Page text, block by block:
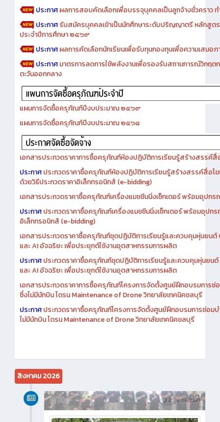
ประกาศรายชื่อผู้เข้ารับการอบรมเชิงปฏิบัติการออกแบบและสร้า
ประกาศผลการสอบคัดเลือกเพื่อบรรจุบุคคลเป็นลูกจ้างชั่วคราว ท
ประกาศรับสมัครบุคคลเข้าเป็นนักศึกษาระดับปริญญาตรี หลักสูต
ประจำปีการศึกษา ๒๕๖๙
ประกาศผลการคัดเลือกนักเรียนเพื่อรับทุนกองทุนเพื่อความเสมอ
ประกาศมาตรการลดการใช้พลังงานเพื่อรองรับสถานการณ์วิกฤ
ตะวันออกกลาง
แผนการจัดซื้อครุภัณฑ์ปีงบประมาณ ๒๕๖๙
แผนการจัดซื้อครุภัณฑ์ปีงบประมาณ ๒๕๖๘
เอกสารประกวดราคาการซื้อครุภัณฑ์ห้องปฏิบัติการเรียนรู้สร้างสรรค์
ประกาศ ประกวดราคาซื้อครุภัณฑ์ห้องปฏิบัติการเรียนรู้สร้างสรรค์สื่อโ
ด้วยวิธีประกวดราคาอิเล็กทรอนิกส์ (e-bidding)
เอกสารประกวดราคาซื้อครุภัณฑ์เครื่องแมชชีนนิ่งเซ็กเตอร์ พร้อมอุปก
ประกาศประกวดราคาซื้อครุภัณฑ์เครื่องแมชชีนนิ่งเซ็กเตอร์ พร้อมอุปก
อิเล็กทรอนิกส์ (e-bidding)
เอกสารประกวดราคาซื้อครุภัณฑ์ชุดปฏิบัติการเรียนรู้และควบคุมหุ่นยน
และ AI อัจฉริยะ เพื่อประยุกต์ใช้งานอุตสาหกรรมการผลิต
ประกาศประกวดราคาซื้อครุภัณฑ์ชุดปฏิบัติการเรียนรู้และควบคุมหุ่นยน
และ AI อัจฉริยะ เพื่อประยุกต์ใช้งานอุตสาหกรรมการผลิต
เอกสารประกวดราคาการซื้อครุภัณฑ์โครงการจัดตั้งศูนย์ฝึกอบรมการซ่
ซึ่งไม่มีนักบิน โดรน Maintenance of Drone วิทยาลัยเทคนิคชลบุรี
ประกาศประกวดราคาซื้อครุภัณฑ์โครงการจัดตั้งศูนย์ฝึกอบรมการซ่อมบ
สิงหาคม 2026
2 วัน ที่ผ่านมา
新闻